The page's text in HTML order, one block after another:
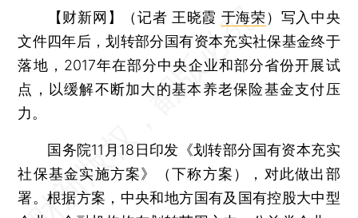
【财新网】（记者 王晓霞 于海荣） 写入中央
文件四年后，划转部分国有资本充实社保基金终于
落地，2017年在部分中央企业和部分省份开展试
点，以缓解不断加大的基本养老保险基金支付压
力。
国务院11月18日印发《划转部分国有资本充实
社保基金实施方案》（下称方案），对此做出部
署。根据方案，中央和地方国有及国有控股大中型